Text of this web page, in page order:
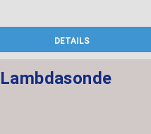
DETAILS
Lambdasonde